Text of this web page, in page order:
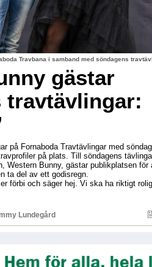
Travbana i samband med söndagens
gästar
travtävlingar:
på Fornaboda Travtävlingar med
på plats. Till söndagens
Western Bunny, gästar publikplatsen för
ta del av ett godisregn.
förbi och säger hej. Vi ska ha riktigt
Lundegård